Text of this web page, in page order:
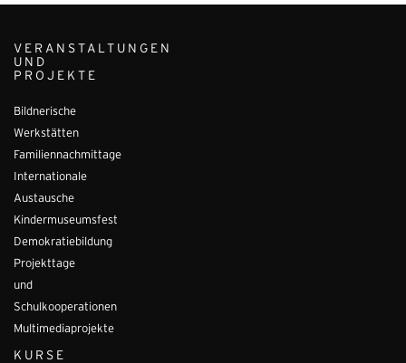
VERANSTALTUNGEN
UND
PROJEKTE
Bildnerische
Werkstätten
Familiennachmittage
Internationale
Austausche
Kindermuseumsfest
Demokratiebildung
Projekttage
und
Schulkooperationen
Multimediaprojekte
KURSE